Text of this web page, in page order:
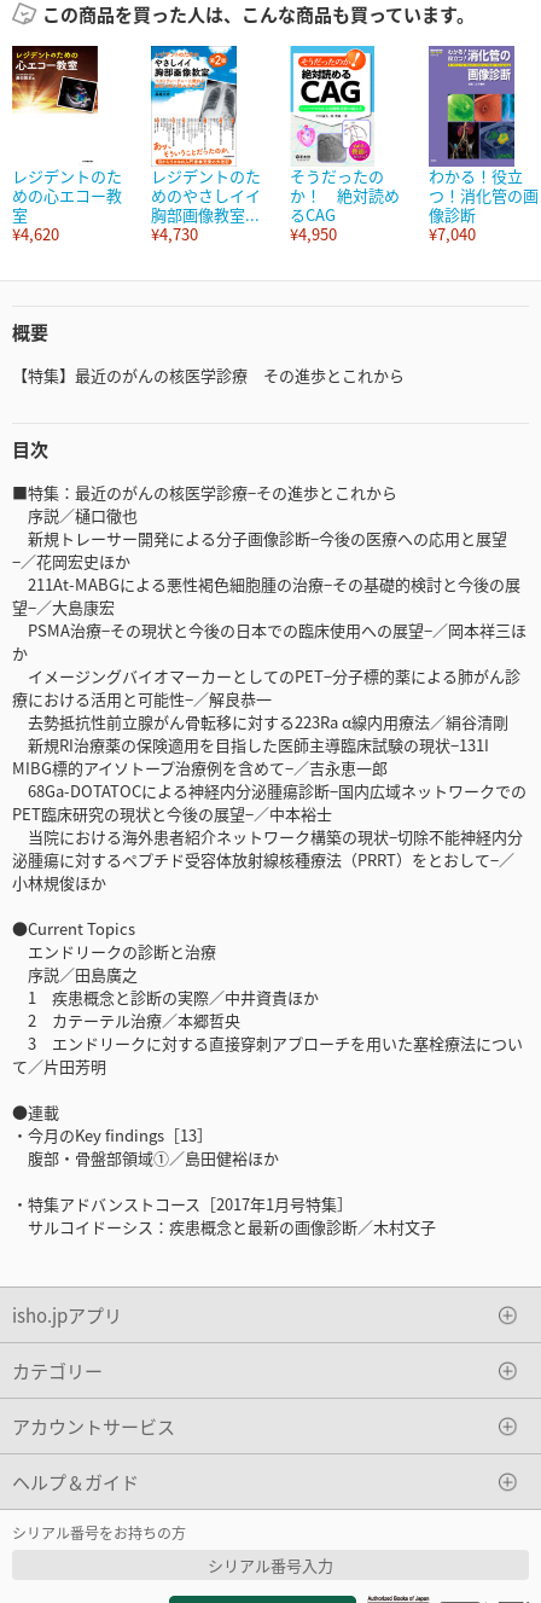
この商品を買った人は、こんな商品も買っています。
レジデントのた
めの心エコー教
室
¥4,620
レジデントのた
めのやさしイイ
胸部画像教室...
¥4,730
そうだったの
か！ 絶対読め
るCAG
¥4,950
わかる！役立
つ！消化管の画
像診断
¥7,040
概要
【特集】最近のがんの核医学診療 その進歩とこれから
目次
■特集：最近のがんの核医学診療−その進歩とこれから
序説／樋口徹也
新規トレーサー開発による分子画像診断−今後の医療への応用と展望
−／花岡宏史ほか
211At-MABGによる悪性褐色細胞腫の治療−その基礎的検討と今後の展
望−／大島康宏
PSMA治療−その現状と今後の日本での臨床使用への展望−／岡本祥三ほ
か
イメージングバイオマーカーとしてのPET−分子標的薬による肺がん診
療における活用と可能性−／解良恭一
去勢抵抗性前立腺がん骨転移に対する223Ra α線内用療法／絹谷清剛
新規RI治療薬の保険適用を目指した医師主導臨床試験の現状−131I
MIBG標的アイソトープ治療例を含めて−／吉永恵一郎
68Ga-DOTATOCによる神経内分泌腫瘍診断−国内広域ネットワークでの
PET臨床研究の現状と今後の展望−／中本裕士
当院における海外患者紹介ネットワーク構築の現状−切除不能神経内分
泌腫瘍に対するペプチド受容体放射線核種療法（PRRT）をとおして−／
小林規俊ほか
●Current Topics
エンドリークの診断と治療
序説／田島廣之
1 疾患概念と診断の実際／中井資貴ほか
2 カテーテル治療／本郷哲央
3 エンドリークに対する直接穿刺アプローチを用いた塞栓療法につい
て／片田芳明
●連載
・今月のKey findings［13］
腹部・骨盤部領域①／島田健裕ほか
・特集アドバンストコース［2017年1月号特集］
サルコイドーシス：疾患概念と最新の画像診断／木村文子
isho.jpアプリ
カテゴリー
アカウントサービス
ヘルプ＆ガイド
シリアル番号をお持ちの方
シリアル番号入力